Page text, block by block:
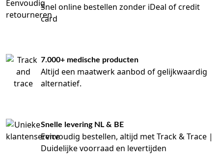
Snel online bestellen zonder iDeal of credit
card
7.000+ medische producten
Altijd een maatwerk aanbod of gelijkwaardig
alternatief.
Snelle levering NL & BE
Eenvoudig bestellen, altijd met Track & Trace |
Duidelijke voorraad en levertijden